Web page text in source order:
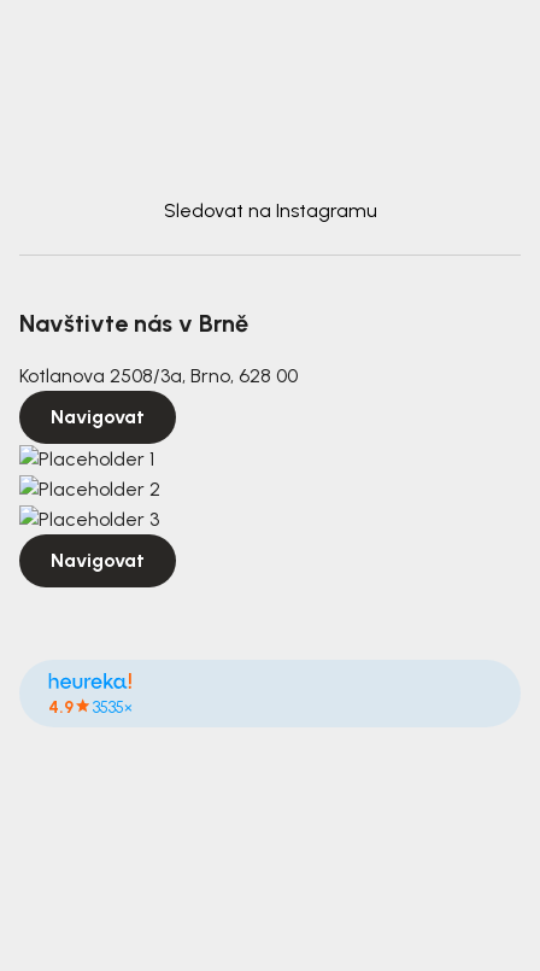
Sledovat na Instagramu
Navštivte nás v Brně
Kotlanova 2508/3a, Brno, 628 00
Navigovat
Navigovat
4.9 3535×